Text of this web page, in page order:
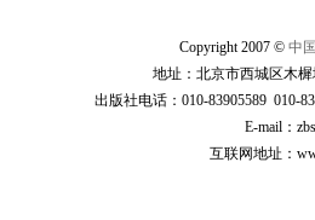
Copyright 2007 © 中
地址：北京市西城区木
出版社电话：010-83905589 010-
E-mail：
互联网地址：